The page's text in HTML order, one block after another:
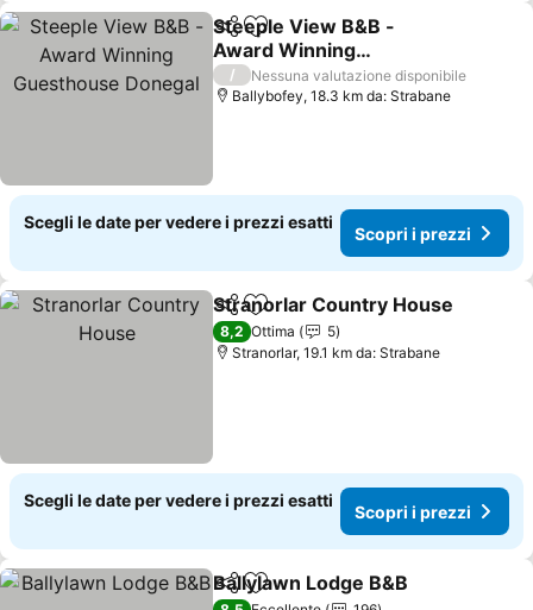
CondividiAggiungi ai preferiti
Steeple View B&B -
Award Winning
Guesthouse Donegal
Scopri i prezzi
/
Nessuna valutazione disponibile
Ballybofey, 18.3 km da: Strabane
Scegli le date per vedere i prezzi esatti
Scopri i prezzi
CondividiAggiungi ai preferiti
Stranorlar Country House
8,2 Ottima
5
Stranorlar, 19.1 km da: Strabane
Scegli le date per vedere i prezzi esatti
Scopri i prezzi
CondividiAggiungi ai preferiti
Ballylawn Lodge B&B